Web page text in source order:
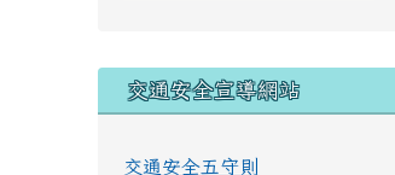
交通安全宣導網站
交通安全五守則